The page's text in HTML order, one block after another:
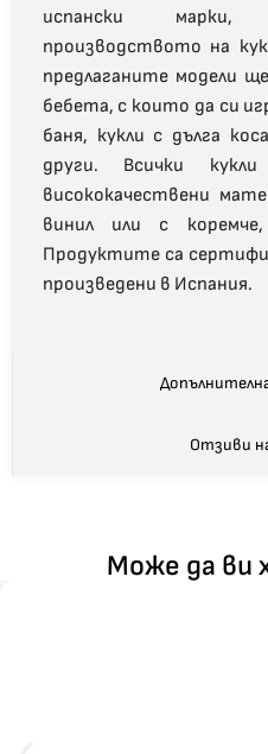
Отзиви
испански марки,
производството на
предлаганите модели
бебета, с които да си
баня, кукли с дълга
други. Всички
висококачествени
винил или с
Продуктите са
произведени в Испания.
Може да ви